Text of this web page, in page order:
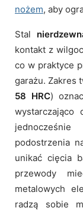
nożem, aby
Stal
kontakt z
co w praktyce
garażu. Zakres
58 HRC)
podostrzenia
unikać cięcia
przewody
metalowych
radzą sobie